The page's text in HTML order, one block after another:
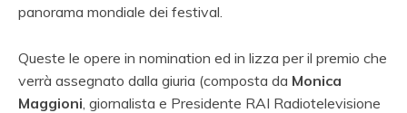
panorama mondiale dei festival.
Queste le opere in nomination ed in lizza per il premio che
verrà assegnato dalla giuria (composta da Monica
Maggioni , giornalista e Presidente RAI Radiotelevisione